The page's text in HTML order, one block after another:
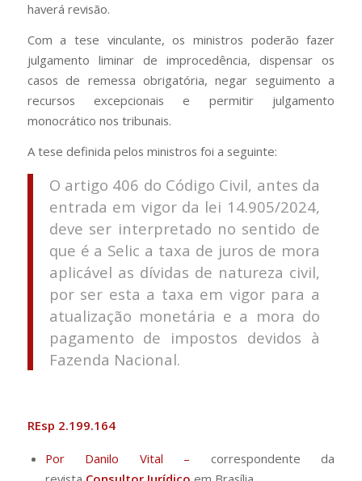
haverá revisão.
Com a tese vinculante, os ministros poderão fazer
julgamento liminar de improcedência, dispensar os
casos de remessa obrigatória, negar seguimento a
recursos excepcionais e permitir julgamento
monocrático nos tribunais.
A tese definida pelos ministros foi a seguinte:
O artigo 406 do Código Civil, antes da
entrada em vigor da lei 14.905/2024,
deve ser interpretado no sentido de
que é a Selic a taxa de juros de mora
aplicável as dívidas de natureza civil,
por ser esta a taxa em vigor para a
atualização monetária e a mora do
pagamento de impostos devidos à
Fazenda Nacional.
REsp 2.199.164
Por Danilo Vital – correspondente da